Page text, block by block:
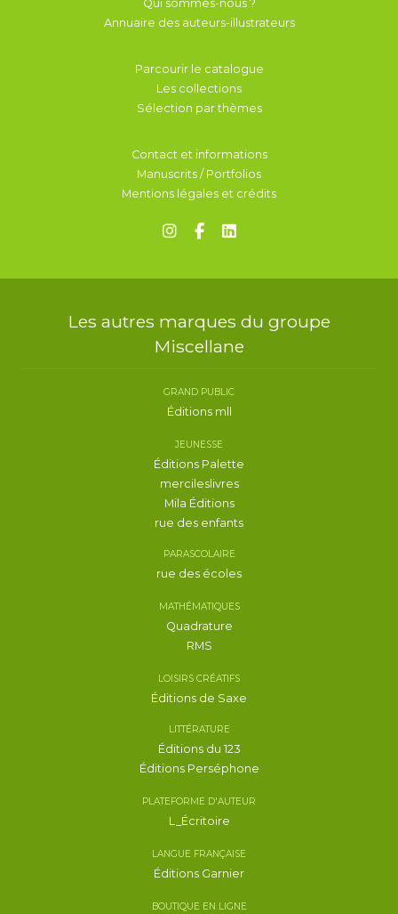
Qui sommes-nous ?
Annuaire des auteurs-illustrateurs
Parcourir le catalogue
Les collections
Sélection par thèmes
Contact et informations
Manuscrits / Portfolios
Mentions légales et crédits
Les autres marques du groupe
Miscellane
GRAND PUBLIC
Éditions mll
JEUNESSE
Éditions Palette
mercileslivres
Mila Éditions
rue des enfants
PARASCOLAIRE
rue des écoles
MATHÉMATIQUES
Quadrature
RMS
LOISIRS CRÉATIFS
Éditions de Saxe
LITTÉRATURE
Éditions du 123
Éditions Perséphone
PLATEFORME D'AUTEUR
L_Écritoire
LANGUE FRANÇAISE
Éditions Garnier
BOUTIQUE EN LIGNE